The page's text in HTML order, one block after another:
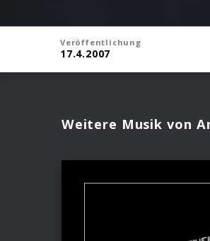
Veröffentlichung
17.4.2007
Weitere Musik von